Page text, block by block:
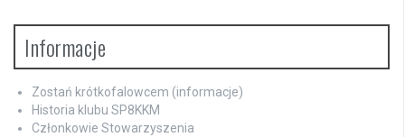
Informacje
Zostań krótkofalowcem (informacje)
Historia klubu SP8KKM
Członkowie Stowarzyszenia